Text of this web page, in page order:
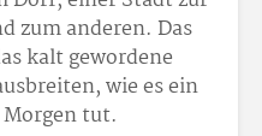
zum anderen. Das
kalt gewordene
wie es ein
tut.